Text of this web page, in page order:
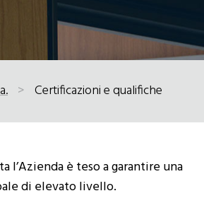
> Certificazioni e qualifiche
l’Azienda è teso a garantire una
di elevato livello.